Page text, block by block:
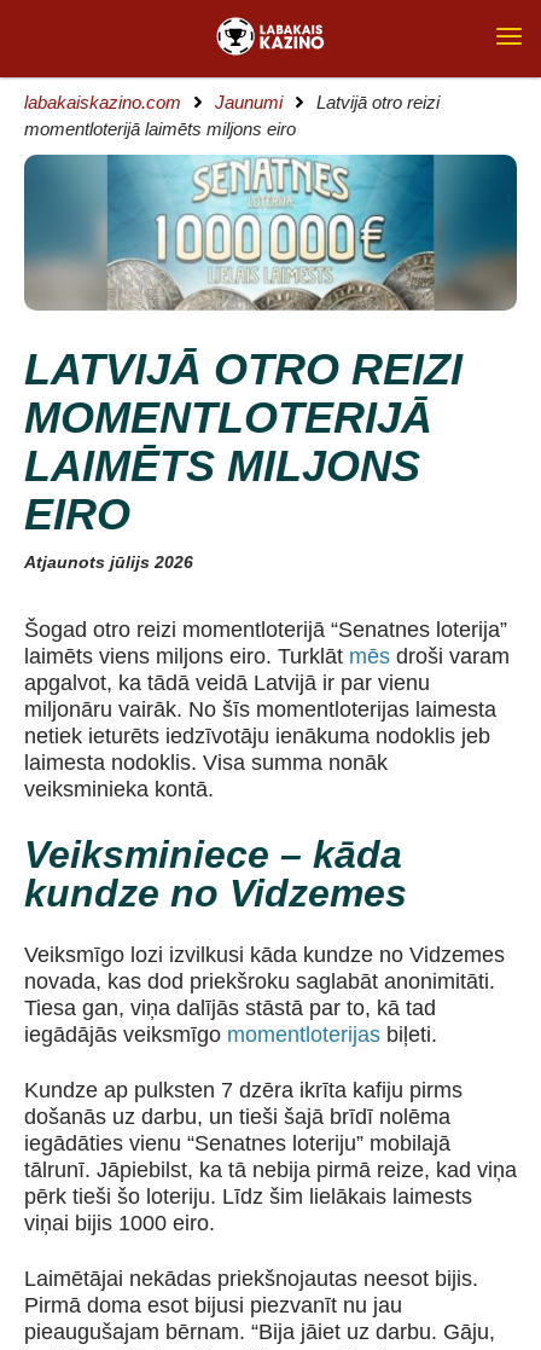
labakaiskazino.com Jaunumi
Latvijā otro reizi
momentloterijā laimēts miljons eiro
LATVIJĀ OTRO REIZI
MOMENTLOTERIJĀ
LAIMĒTS MILJONS
EIRO
Atjaunots jūlijs 2026
Šogad otro reizi momentloterijā “Senatnes loterija”
laimēts viens miljons eiro. Turklāt mēs droši varam
apgalvot, ka tādā veidā Latvijā ir par vienu
miljonāru vairāk. No šīs momentloterijas laimesta
netiek ieturēts iedzīvotāju ienākuma nodoklis jeb
laimesta nodoklis. Visa summa nonāk
veiksminieka kontā.
Veiksminiece – kāda
kundze no Vidzemes
Veiksmīgo lozi izvilkusi kāda kundze no Vidzemes
novada, kas dod priekšroku saglabāt anonimitāti.
Tiesa gan, viņa dalījās stāstā par to, kā tad
iegādājās veiksmīgo momentloterijas biļeti.
Kundze ap pulksten 7 dzēra ikrīta kafiju pirms
došanās uz darbu, un tieši šajā brīdī nolēma
iegādāties vienu “Senatnes loteriju” mobilajā
tālrunī. Jāpiebilst, ka tā nebija pirmā reize, kad viņa
pērk tieši šo loteriju. Līdz šim lielākais laimests
viņai bijis 1000 eiro.
Laimētājai nekādas priekšnojautas neesot bijis.
Pirmā doma esot bijusi piezvanīt nu jau
pieaugušajam bērnam. “Bija jāiet uz darbu. Gāju,